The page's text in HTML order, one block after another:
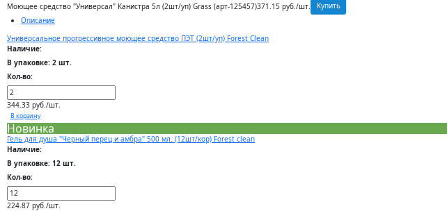
Моющее средство "Универсал" Канистра 5л (2шт/уп) Grass (арт-125457)371.15 руб./шт.
Купить
Описание
Универсальное прогрессивное моющее средство ПЭТ (2шт/уп) Forest Clean
Наличие:
В упаковке: 2 шт.
Кол-во:
344.33 руб./шт.
В корзину
Новинка
Гель для душа "Черный перец и амбра" 500 мл. (12шт/кор) Forest clean
Наличие:
В упаковке: 12 шт.
Кол-во:
224.87 руб./шт.